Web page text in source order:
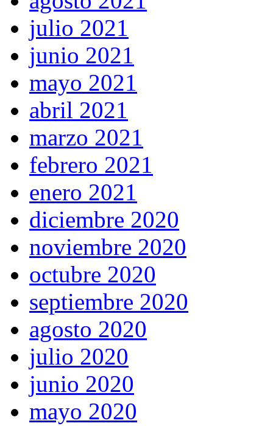
julio 2021
junio 2021
mayo 2021
abril 2021
marzo 2021
febrero 2021
enero 2021
diciembre 2020
noviembre 2020
octubre 2020
septiembre 2020
agosto 2020
julio 2020
junio 2020
mayo 2020